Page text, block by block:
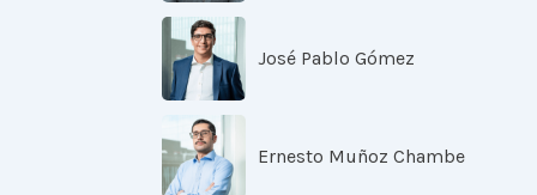
José Pablo Gómez
Ernesto Muñoz Chambe